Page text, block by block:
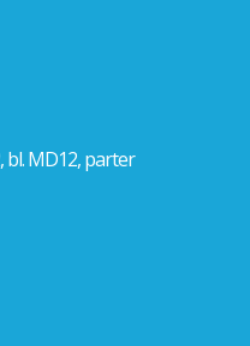
bl. MD12, parter